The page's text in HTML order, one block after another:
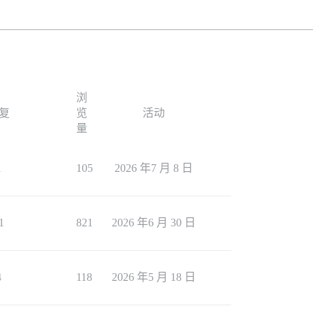
浏
览
量
活动
105 2026 年7 月 8 日
821 2026 年6 月 30 日
118 2026 年5 月 18 日